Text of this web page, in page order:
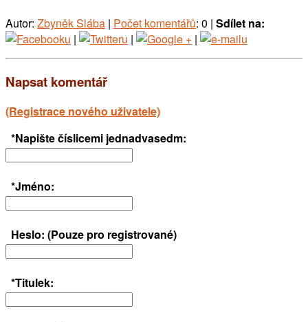
Autor: Zbyněk Slába | Počet komentářů: 0 | Sdílet na:
|
| |
Napsat komentář
(Registrace nového uživatele)
*Napište číslicemi jednadvasedm:
*Jméno:
Heslo: (Pouze pro registrované)
*Titulek: